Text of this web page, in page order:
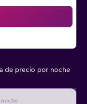
de precio por noche